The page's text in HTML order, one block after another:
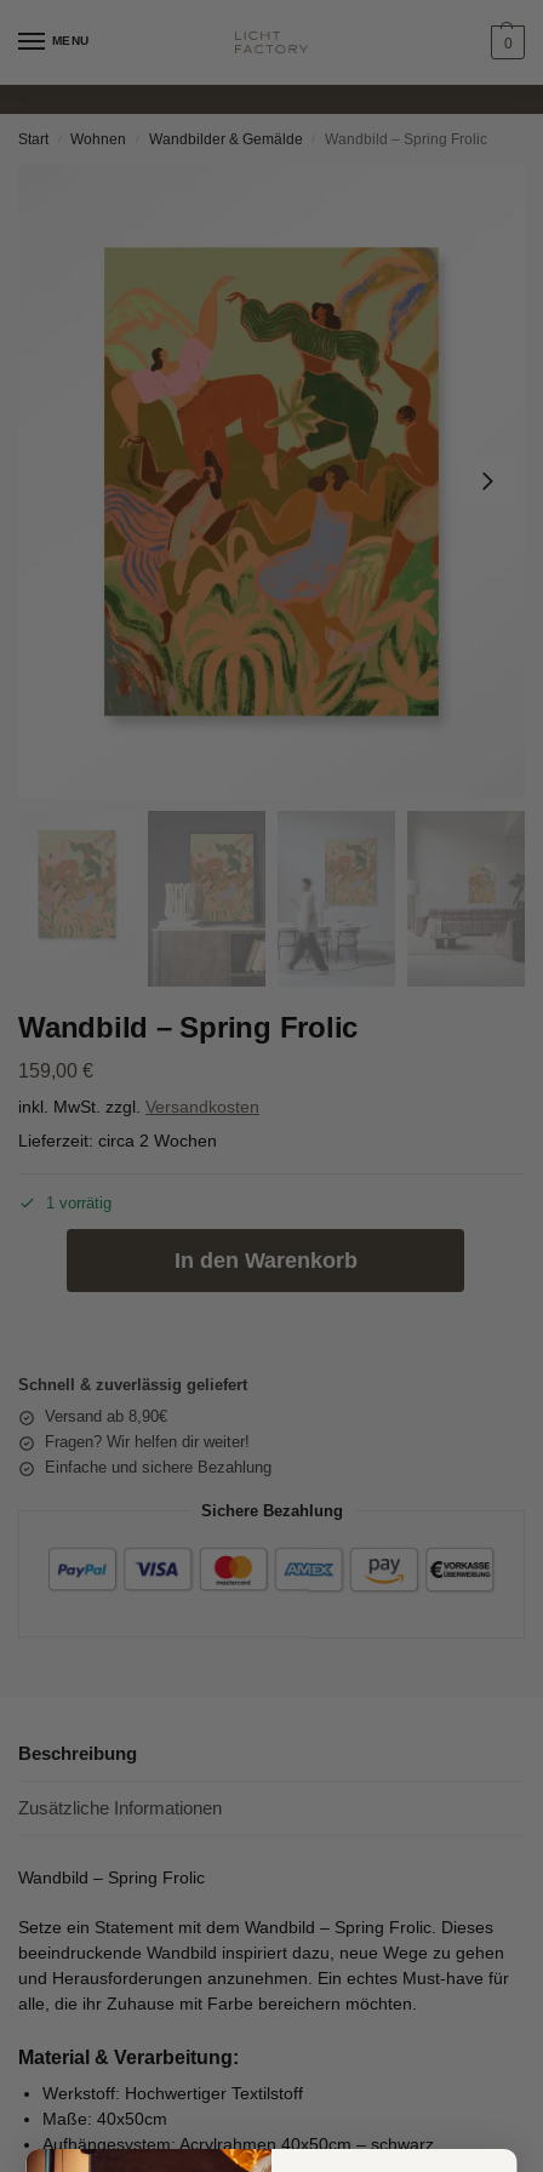
MENU 0
Start Wohnen Wandbilder & Gemälde Wandbild – Spring Frolic
Wandbild – Spring Frolic
159,00 €
inkl. MwSt. zzgl. Versandkosten
Lieferzeit: circa 2 Wochen
1 vorrätig
In den Warenkorb
Schnell & zuverlässig geliefert
Versand ab 8,90€
Fragen? Wir helfen dir weiter!
Einfache und sichere Bezahlung
Sichere Bezahlung
Beschreibung
Zusätzliche Informationen
Wandbild – Spring Frolic
Setze ein Statement mit dem Wandbild – Spring Frolic. Dieses
beeindruckende Wandbild inspiriert dazu, neue Wege zu gehen
und Herausforderungen anzunehmen. Ein echtes Must-have für
alle, die ihr Zuhause mit Farbe bereichern möchten.
Material & Verarbeitung:
Werkstoff: Hochwertiger Textilstoff
Maße: 40x50cm
Aufhängesystem: Acrylrahmen 40x50cm – schwarz